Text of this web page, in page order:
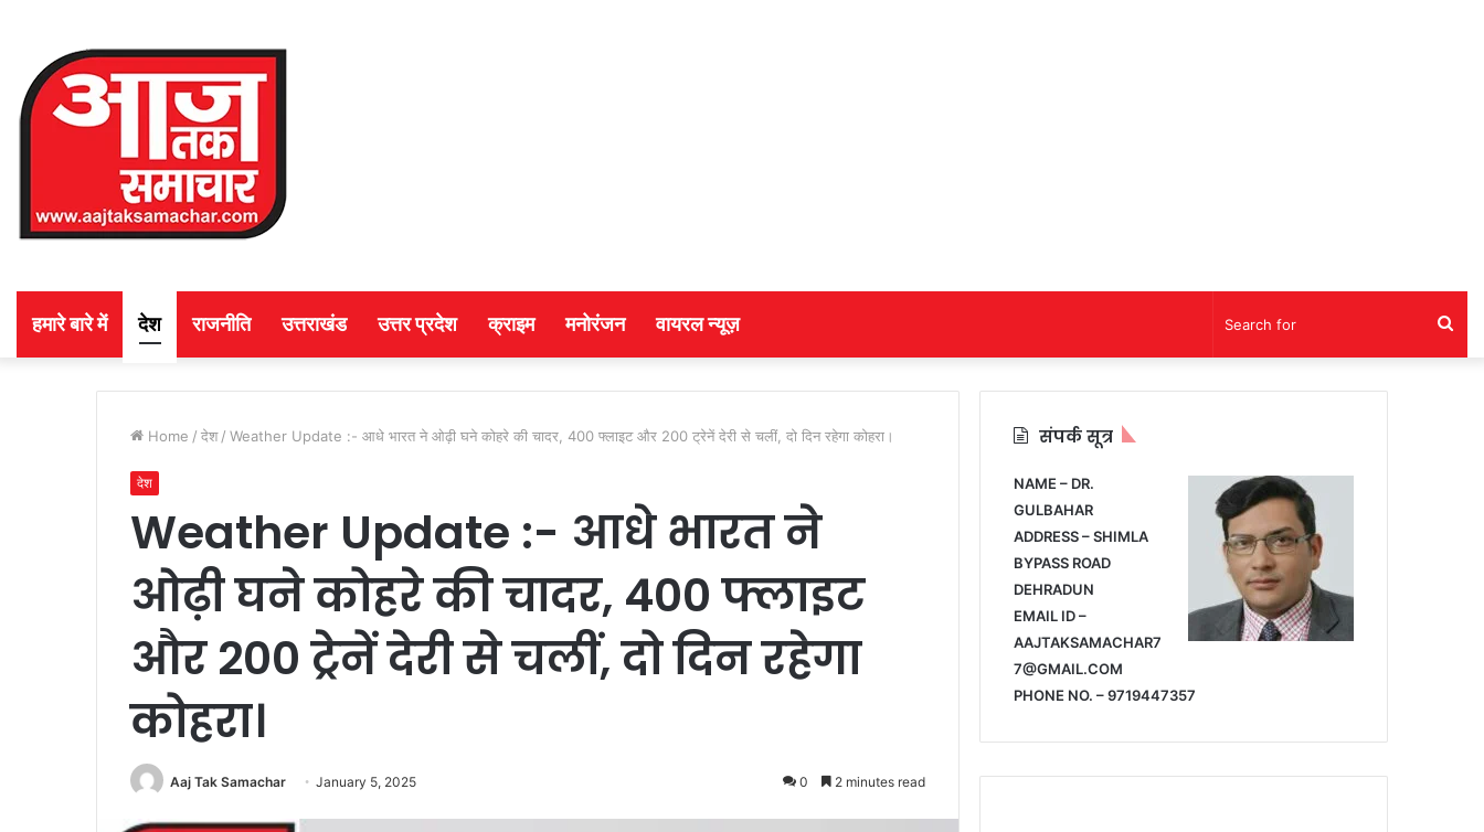
हमारे बारे में देश राजनीति उत्तराखंड उत्तर प्रदेश क्राइम मनोरंजन वायरल न्यूज़
Home / देश / Weather Update :- आधे भारत ने ओढ़ी घने कोहरे की चादर, 400 फ्लाइट और 200 ट्रेनें देरी से चलीं, दो दिन रहेगा कोहरा।
देश
Weather Update :- आधे भारत ने
ओढ़ी घने कोहरे की चादर, 400 फ्लाइट
और 200 ट्रेनें देरी से चलीं, दो दिन रहेगा
कोहरा।
Aaj Tak Samachar January 5, 2025 0 2 minutes read
संपर्क सूत्र
NAME – DR.
GULBAHAR
ADDRESS – SHIMLA
BYPASS ROAD
DEHRADUN
EMAIL ID –
AAJTAKSAMACHAR7
7@GMAIL.COM
PHONE NO. – 9719447357